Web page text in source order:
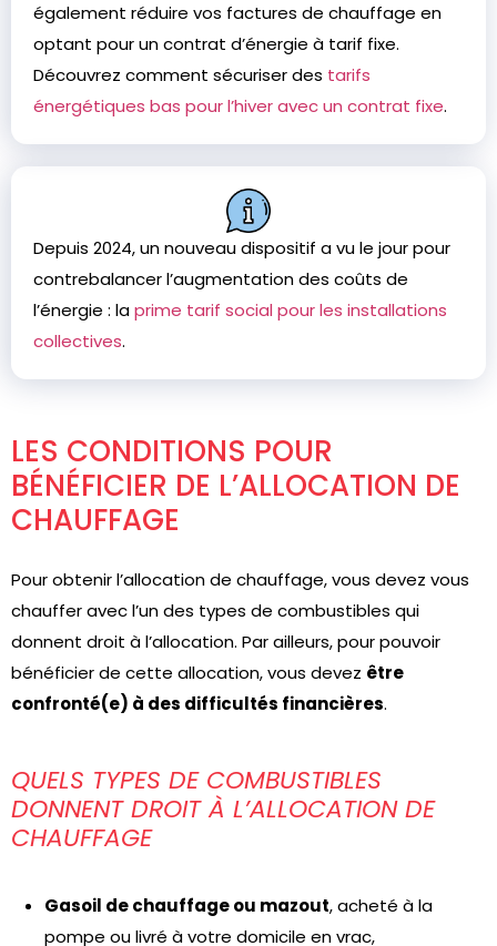
également réduire vos factures de chauffage en
optant pour un contrat d’énergie à tarif fixe.
Découvrez comment sécuriser des tarifs
énergétiques bas pour l’hiver avec un contrat fixe.
Depuis 2024, un nouveau dispositif a vu le jour pour
contrebalancer l’augmentation des coûts de
l’énergie : laprime tarif social pour les installations
collectives.
LES CONDITIONS POUR
BÉNÉFICIER DE L’ALLOCATION DE
CHAUFFAGE
Pour obtenir l’allocation de chauffage, vous devez vous
chauffer avec l’un des types de combustibles qui
donnent droit à l’allocation. Par ailleurs, pour pouvoir
bénéficier de cette allocation, vous devez être
confronté(e) à des difficultés financières.
QUELS TYPES DE COMBUSTIBLES
DONNENT DROIT À L’ALLOCATION DE
CHAUFFAGE
Gasoil de chauffage ou mazout, acheté à la
pompe ou livré à votre domicile en vrac,